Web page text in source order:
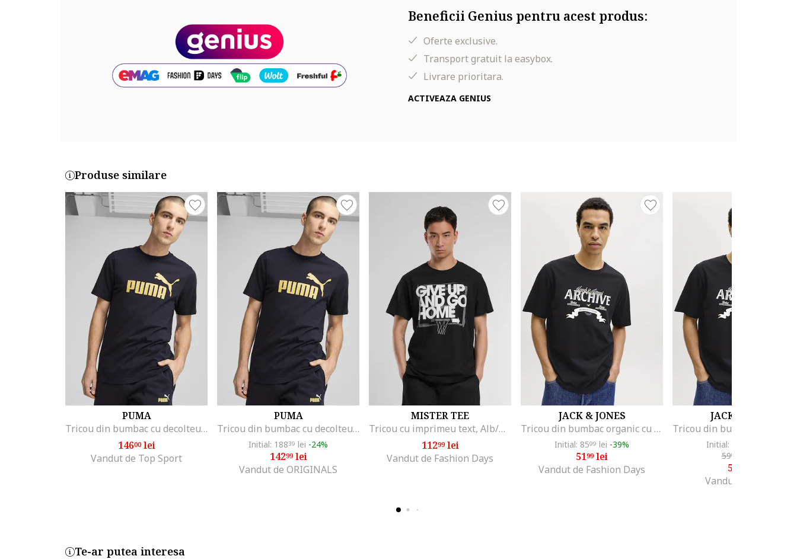
Beneficii Genius pentru acest produs:
Oferte exclusive.
Transport gratuit la easybox.
Livrare prioritara.
ACTIVEAZA GENIUS
Produse similare
PUMA
Tricou din bumbac cu decolteu la baza gatului si logo
14600lei
Vandut de Top Sport
PUMA
Tricou din bumbac cu decolteu la baza gatului si logo
Initial: 18839 lei -24%
14299lei
Vandut de ORIGINALS
MISTER TEE
Tricou cu imprimeu text, Alb/Negru
11299lei
Vandut de Fashion Days
JACK & JONES
Tricou din bumbac organic cu decolteu la baza gatului, Gri antracit
Initial: 8599 lei -39%
5199lei
Vandut de Fashion Days
JACK & JONES
Initial: 89
5999
56
Vandut de Menzo
Te-ar putea interesa